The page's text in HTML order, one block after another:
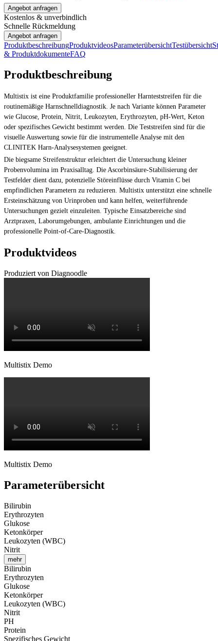
Angebot anfragen
Kostenlos & unverbindlich
Schnelle Rückmeldung
Angebot anfragen
ProduktbeschreibungProduktvideosParameterübersichtTestübersicht
& ProduktdokumenteFAQ
Produktbeschreibung
Multistix ist eine Produktfamilie professioneller Harnteststreifen für die
routinemäßige Harnschnelldiagnostik. Je nach Variante können Parameter
wie Glucose, Protein, Nitrit, Leukozyten, Erythrozyten, pH-Wert, Keton
oder spezifisches Gewicht bestimmt werden. Die Teststreifen sind für die
visuelle Auswertung sowie für die instrumentelle Analyse mit den
CLINITEK Harn-Analysesystemen geeignet.
Die biegsame Streifenstruktur erleichtert die Untersuchung kleiner
Probenvolumina im Praxisalltag. Die Ascorbinsäure-Stabilisierung der
Testfelder dient dazu, potenzielle Störeinflüsse durch Vitamin C bei
empfindlichen Parametern zu reduzieren. Multistix unterstützt eine schnelle
Ersteinschätzung von Urinproben und kann helfen, weiterführende
Untersuchungen gezielt einzuleiten. Typische Einsatzbereiche sind
Arztpraxen, Laborumgebungen, ambulante Einrichtungen und die
professionelle Point-of-Care-Diagnostik.
Produktvideos
Produziert von Diagnoodle
Multistix Demo
Multistix Demo
Parameterübersicht
Bilirubin
Erythrozyten
Glukose
Ketonkörper
Leukozyten (WBC)
Nitrit
mehr
Bilirubin
Erythrozyten
Glukose
Ketonkörper
Leukozyten (WBC)
Nitrit
PH
Protein
Spezifisches Gewicht